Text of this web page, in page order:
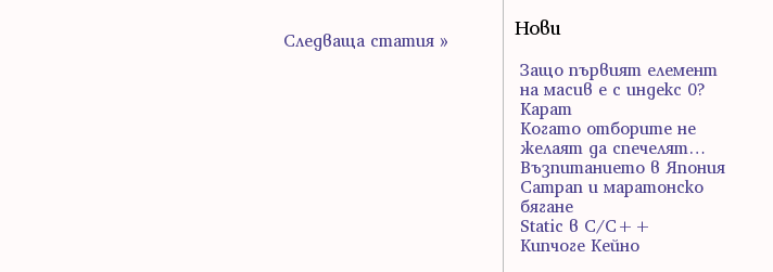
Следваща статия » Нови
Защо първият елемент
на масив е с индекс 0?
Карат
Когато отборите не
желаят да спечелят…
Възпитанието в Япония
Сатрап и маратонско
бягане
Static в C/C++
Кипчоге Кейно